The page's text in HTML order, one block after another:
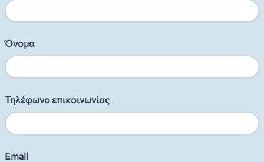
Όνομα
Τηλέφωνο επικοινωνίας
Email